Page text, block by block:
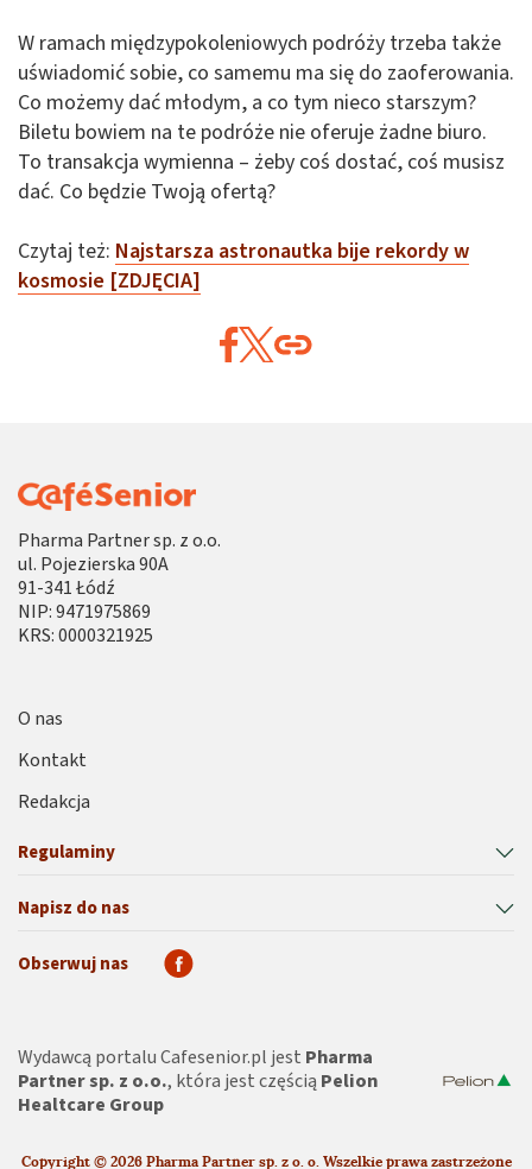
W ramach międzypokoleniowych podróży trzeba także
uświadomić sobie, co samemu ma się do zaoferowania.
Co możemy dać młodym, a co tym nieco starszym?
Biletu bowiem na te podróże nie oferuje żadne biuro.
To transakcja wymienna – żeby coś dostać, coś musisz
dać. Co będzie Twoją ofertą?
Czytaj też: Najstarsza astronautka bije rekordy w
kosmosie [ZDJĘCIA]
Pharma Partner sp. z o.o.
ul. Pojezierska 90A
91-341 Łódź
NIP: 9471975869
KRS: 0000321925
Regulaminy
Napisz do nas
O nas
Kontakt
Redakcja
Obserwuj nas
Wydawcą portalu Cafesenior.pl jest Pharma
Partner sp. z o.o., która jest częścią Pelion
Healtcare Group
Copyright © 2026 Pharma Partner sp. z o. o. Wszelkie prawa zastrzeżone